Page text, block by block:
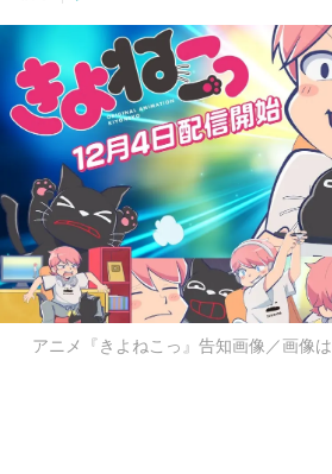
アニメ『きよねこっ』告知画像／画像は